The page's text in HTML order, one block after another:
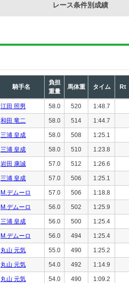
レース条件別成績
騎手名
負担
重量
馬体重 タイム Rt
江田 照男 58.0 520 1:48.7
和田 竜二 58.0 514 1:44.7
三浦 皇成 58.0 508 1:25.1
三浦 皇成 58.0 510 1:23.8
岩田 康誠 57.0 512 1:26.6
三浦 皇成 57.0 506 1:25.1
M.デムーロ 57.0 506 1:18.8
M.デムーロ 56.0 502 1:25.9
三浦 皇成 56.0 500 1:25.4
M.デムーロ 56.0 494 1:25.4
丸山 元気 55.0 490 1:25.2
丸山 元気 54.0 492 1:14.9
丸山 元気 54.0 490 1:09.2